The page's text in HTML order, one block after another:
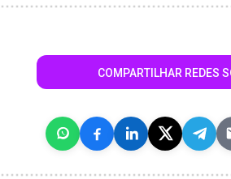
COMPARTILHAR REDES